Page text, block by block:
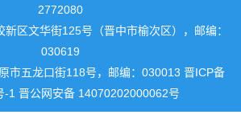
2772080
区文华街125号（晋中市榆次区），邮编：
030619
市五龙口街118号，邮编：030013 晋ICP备
-1 晋公网安备 14070202000062号